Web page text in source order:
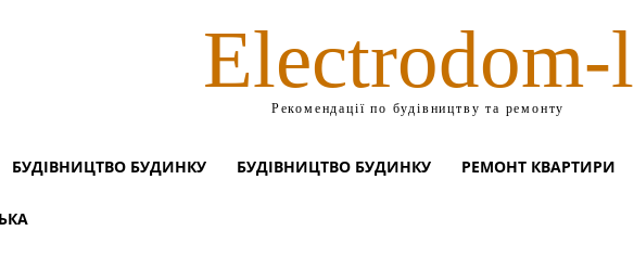
Electrodom-l
Рекомендації по будівництву та ремонту
БУДІВНИЦТВО БУДИНКУ БУДІВНИЦТВО БУДИНКУ РЕМОНТ КВАРТИРИ